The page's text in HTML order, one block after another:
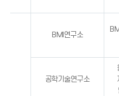
BMI연구소
공학기술연구소